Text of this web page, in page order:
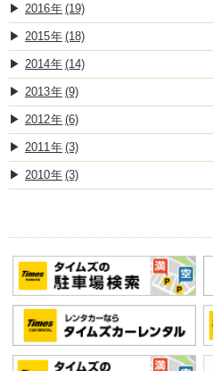
2016 (19)
2015 (18)
2014 (14)
2013 (9)
2012 (6)
2011 (3)
2010 (3)